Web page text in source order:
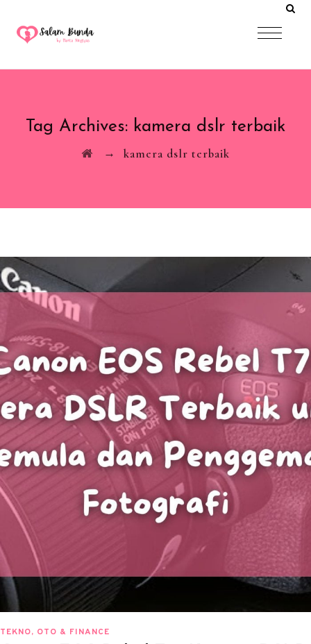
Tag Archives: kamera dslr terbaik
→ kamera dslr terbaik
TEKNO, OTO & FINANCE